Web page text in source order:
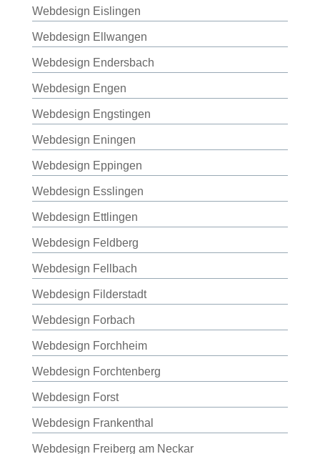
Webdesign Eislingen
Webdesign Ellwangen
Webdesign Endersbach
Webdesign Engen
Webdesign Engstingen
Webdesign Eningen
Webdesign Eppingen
Webdesign Esslingen
Webdesign Ettlingen
Webdesign Feldberg
Webdesign Fellbach
Webdesign Filderstadt
Webdesign Forbach
Webdesign Forchheim
Webdesign Forchtenberg
Webdesign Forst
Webdesign Frankenthal
Webdesign Freiberg am Neckar